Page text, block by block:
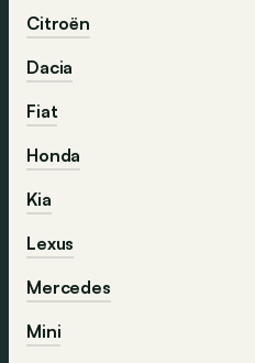
Citroën
Dacia
Fiat
Honda
Kia
Lexus
Mercedes
Mini